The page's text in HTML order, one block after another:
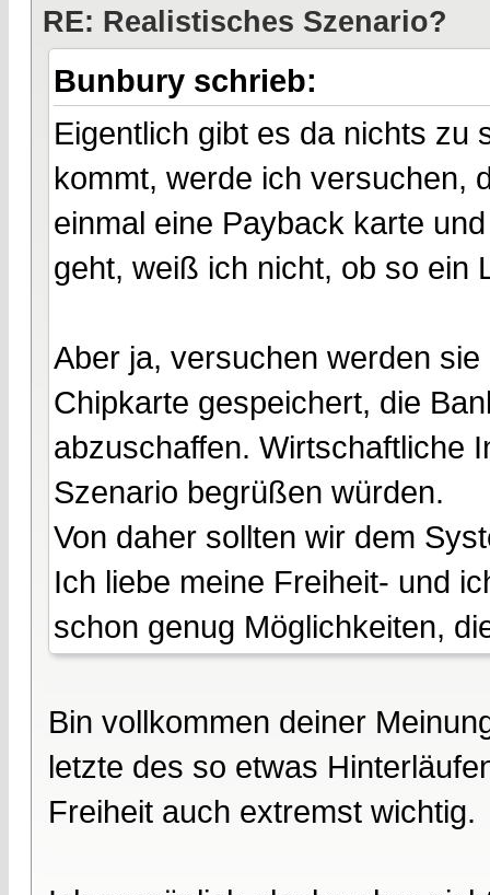
RE: Realistisches Szenario?
Bunbury schrieb:
Eigentlich gibt es da nichts zu
kommt, werde ich versuchen,
einmal eine Payback karte
geht, weiß ich nicht, ob so ein
Aber ja, versuchen werden
Chipkarte gespeichert, die
abzuschaffen. Wirtschaftliche
Szenario begrüßen würden.
Von daher sollten wir dem
Ich liebe meine Freiheit- und
schon genug Möglichkeiten,
Bin vollkommen deiner
letzte des so etwas
Freiheit auch extremst wichtig.